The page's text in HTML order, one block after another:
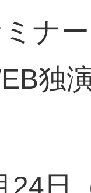
ミナ
独
24日